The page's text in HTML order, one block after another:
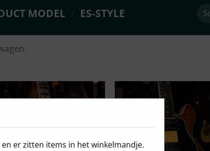
MODEL / ES-STYLE
er zitten items in het winkelmandje.